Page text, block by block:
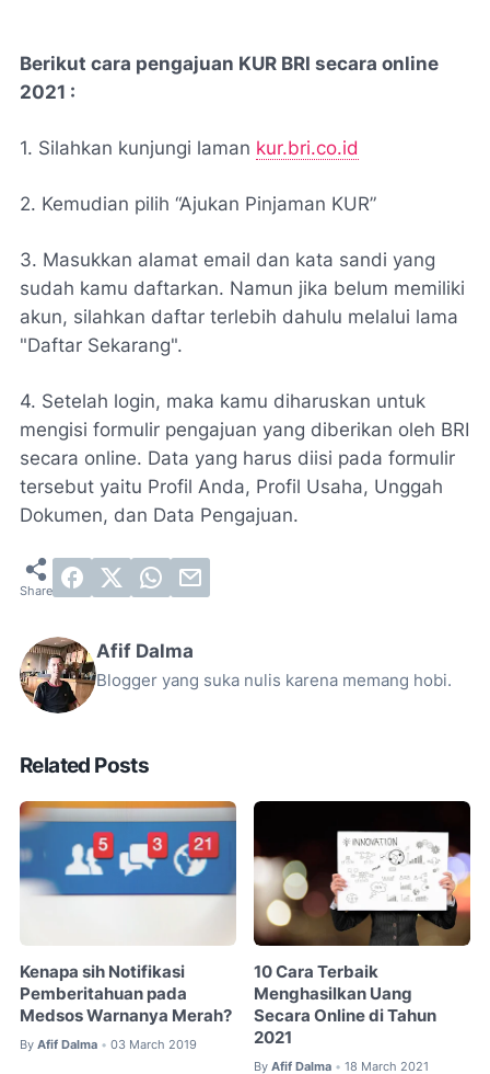
Berikut cara pengajuan KUR BRI secara online
2021 :
1. Silahkan kunjungi laman kur.bri.co.id
2. Kemudian pilih “Ajukan Pinjaman KUR”
3. Masukkan alamat email dan kata sandi yang
sudah kamu daftarkan. Namun jika belum memiliki
akun, silahkan daftar terlebih dahulu melalui lama
"Daftar Sekarang".
4. Setelah login, maka kamu diharuskan untuk
mengisi formulir pengajuan yang diberikan oleh BRI
secara online. Data yang harus diisi pada formulir
tersebut yaitu Profil Anda, Profil Usaha, Unggah
Dokumen, dan Data Pengajuan.
Afif Dalma
Blogger yang suka nulis karena memang hobi.
Related Posts
Kenapa sih Notifikasi
Pemberitahuan pada
Medsos Warnanya Merah?
By Afif Dalma • 03 March 2019
10 Cara Terbaik
Menghasilkan Uang
Secara Online di Tahun
2021
By Afif Dalma • 18 March 2021